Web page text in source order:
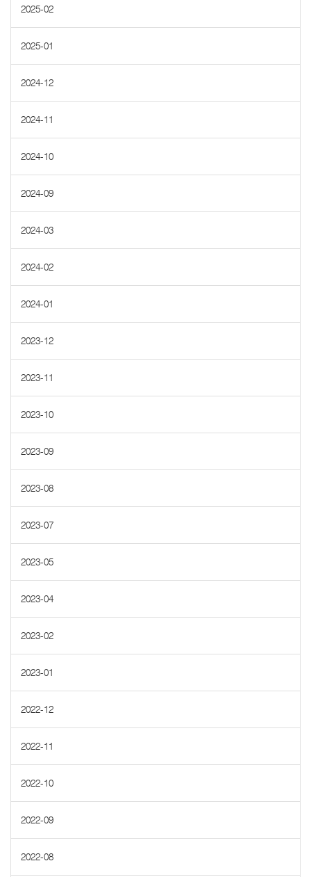
2025-02
2025-01
2024-12
2024-11
2024-10
2024-09
2024-03
2024-02
2024-01
2023-12
2023-11
2023-10
2023-09
2023-08
2023-07
2023-05
2023-04
2023-02
2023-01
2022-12
2022-11
2022-10
2022-09
2022-08